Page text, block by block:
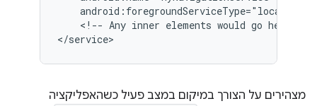
android:foregroundServiceType="location"
<!-- Any inner elements would go here.
מצהירים על הצורך במיקום במצב פעיל כשהאפליקציה